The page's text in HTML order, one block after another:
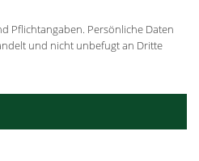
Pflichtangaben. Persönliche Daten
und nicht unbefugt an Dritte